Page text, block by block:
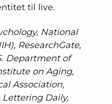
til live.
National
ResearchGate,
Department of
on Aging,
Association,
Lettering Daily,